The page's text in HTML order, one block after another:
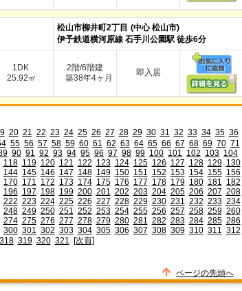
松山市柳井町2丁目 (中心 松山市)
伊予鉄道横河原線 石手川公園駅 徒歩6分
1DK
25.92㎡
2階/6階建
築38年4ヶ月
即入居
20 21 22 23 24 25 26 27 28 29 30 31 32 33 34 35 36
55 56 57 58 59 60 61 62 63 64 65 66 67 68 69 70 71
90 91 92 93 94 95 96 97 98 99 100 101 102 103 104
118 119 120 121 122 123 124 125 126 127 128 129 130
144 145 146 147 148 149 150 151 152 153 154 155 156
170 171 172 173 174 175 176 177 178 179 180 181 182
196 197 198 199 200 201 202 203 204 205 206 207 208
222 223 224 225 226 227 228 229 230 231 232 233 234
248 249 250 251 252 253 254 255 256 257 258 259 260
274 275 276 277 278 279 280 281 282 283 284 285 286
300 301 302 303 304 305 306 307 308 309 310 311 312
318 319 320 321 [次頁]
ページの先頭へ